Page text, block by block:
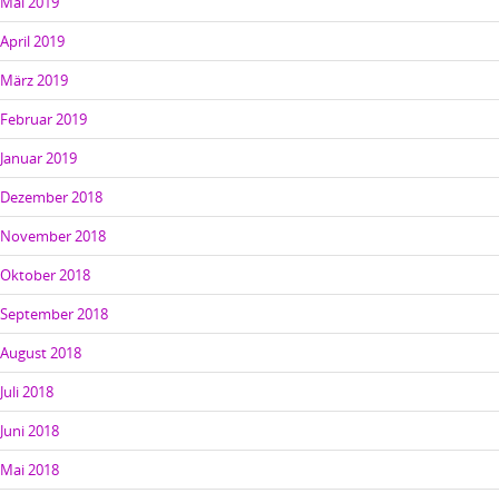
April 2019
März 2019
Februar 2019
Januar 2019
Dezember 2018
November 2018
Oktober 2018
September 2018
August 2018
Juli 2018
Juni 2018
Mai 2018